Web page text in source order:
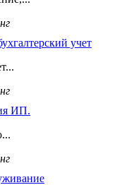
учет
ИП.